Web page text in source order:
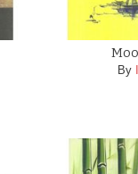
By